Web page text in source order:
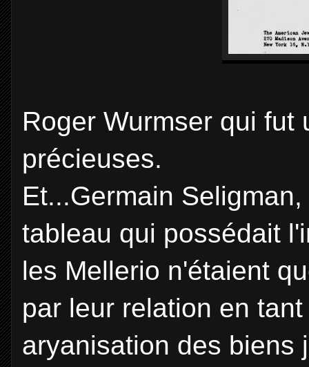
Roger Wurmser qui fut
précieuses.
Et...Germain
tableau qui possédait
les Mellerio n'étaient
par leur relation en
aryanisation des biens